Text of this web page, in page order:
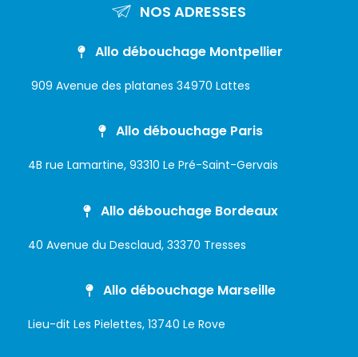
NOS ADRESSES
Allo débouchage Montpellier
909 Avenue des platanes 34970 Lattes
Allo débouchage Paris
4B rue Lamartine, 93310 Le Pré-Saint-Gervais
Allo débouchage Bordeaux
40 Avenue du Desclaud, 33370 Tresses
Allo débouchage Marseille
Lieu-dit Les Pielettes, 13740 Le Rove